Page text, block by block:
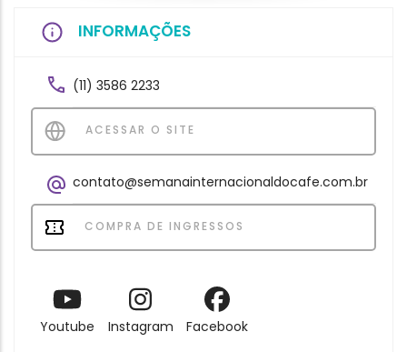
INFORMAÇÕES
(11) 3586 2233
ACESSAR O SITE
contato@semanainternacionaldocafe.com.br
COMPRA DE INGRESSOS
Youtube Instagram Facebook